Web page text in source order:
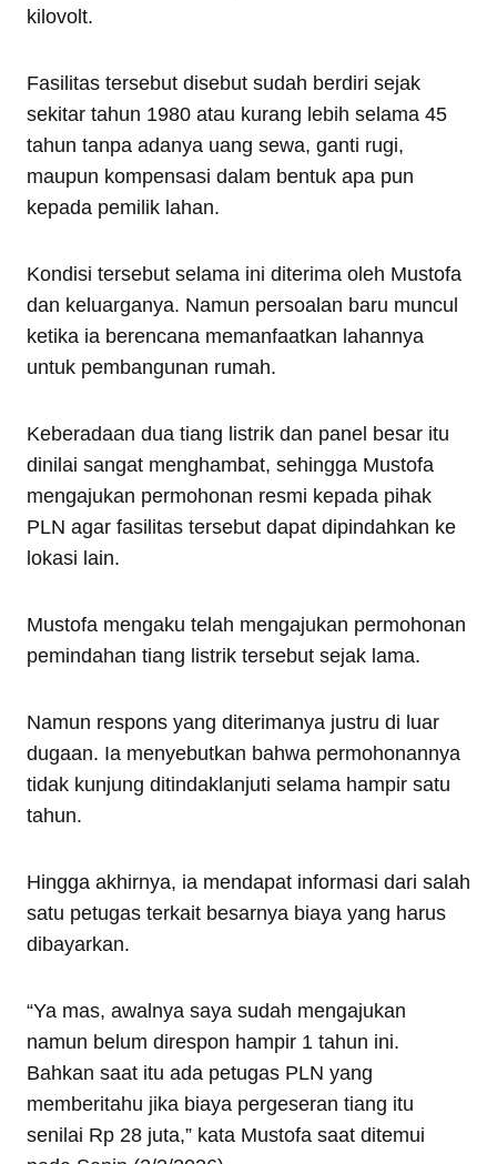
kilovolt.
Fasilitas tersebut disebut sudah berdiri sejak
sekitar tahun 1980 atau kurang lebih selama 45
tahun tanpa adanya uang sewa, ganti rugi,
maupun kompensasi dalam bentuk apa pun
kepada pemilik lahan.
Kondisi tersebut selama ini diterima oleh Mustofa
dan keluarganya. Namun persoalan baru muncul
ketika ia berencana memanfaatkan lahannya
untuk pembangunan rumah.
Keberadaan dua tiang listrik dan panel besar itu
dinilai sangat menghambat, sehingga Mustofa
mengajukan permohonan resmi kepada pihak
PLN agar fasilitas tersebut dapat dipindahkan ke
lokasi lain.
Mustofa mengaku telah mengajukan permohonan
pemindahan tiang listrik tersebut sejak lama.
Namun respons yang diterimanya justru di luar
dugaan. Ia menyebutkan bahwa permohonannya
tidak kunjung ditindaklanjuti selama hampir satu
tahun.
Hingga akhirnya, ia mendapat informasi dari salah
satu petugas terkait besarnya biaya yang harus
dibayarkan.
“Ya mas, awalnya saya sudah mengajukan
namun belum direspon hampir 1 tahun ini.
Bahkan saat itu ada petugas PLN yang
memberitahu jika biaya pergeseran tiang itu
senilai Rp 28 juta,” kata Mustofa saat ditemui